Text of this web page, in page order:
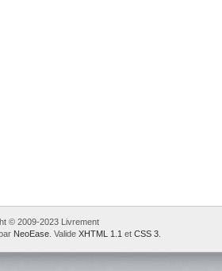
© 2009-2023 Livrement
NeoEase . Valide XHTML 1.1 et CSS 3